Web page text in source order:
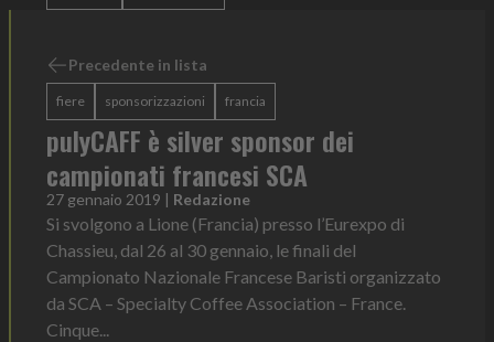
Precedente in lista
fiere sponsorizzazioni francia
pulyCAFF è silver sponsor dei
campionati francesi SCA
27 gennaio 2019 | Redazione
Si svolgono a Lione (Francia) presso l’Eurexpo di
Chassieu, dal 26 al 30 gennaio, le finali del
Campionato Nazionale Francese Baristi organizzato
da SCA – Specialty Coffee Association – France.
Cinque...